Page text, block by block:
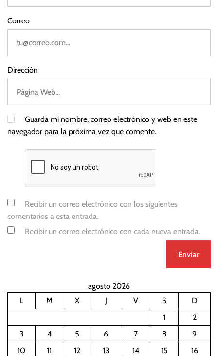
d
l
Correo
Dirección
Guarda mi nombre, correo electrónico y web en este
navegador para la próxima vez que comente.
Recibir un correo electrónico con los siguientes
comentarios a esta entrada.
Recibir un correo electrónico con cada nueva entrada.
agosto 2026
L
M X J V S
D
1
2
3
4 5 6 7 8
9
10
11 12 13 14 15
16